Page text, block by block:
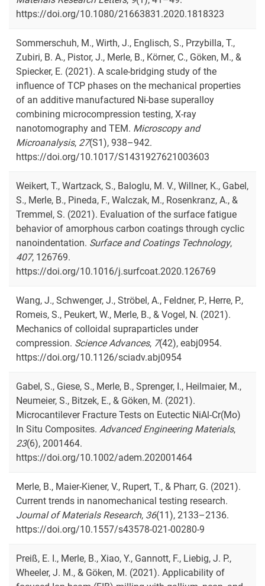
https://doi.org/10.1080/21663831.2020.1818323
Sommerschuh, M., Wirth, J., Englisch, S., Przybilla, T.,
Zubiri, B. A., Pistor, J., Merle, B., Körner, C., Göken, M., &
Spiecker, E. (2021). A scale-bridging study of the
influence of TCP phases on the mechanical properties
of an additive manufactured Ni-base superalloy
combining microcompression testing, X-ray
nanotomography and TEM. Microscopy and
Microanalysis, 27(S1), 938–942.
https://doi.org/10.1017/S1431927621003603
Weikert, T., Wartzack, S., Baloglu, M. V., Willner, K., Gabel,
S., Merle, B., Pineda, F., Walczak, M., Rosenkranz, A., &
Tremmel, S. (2021). Evaluation of the surface fatigue
behavior of amorphous carbon coatings through cyclic
nanoindentation. Surface and Coatings Technology,
407, 126769.
https://doi.org/10.1016/j.surfcoat.2020.126769
Wang, J., Schwenger, J., Ströbel, A., Feldner, P., Herre, P.,
Romeis, S., Peukert, W., Merle, B., & Vogel, N. (2021).
Mechanics of colloidal supraparticles under
compression. Science Advances, 7(42), eabj0954.
https://doi.org/10.1126/sciadv.abj0954
Gabel, S., Giese, S., Merle, B., Sprenger, I., Heilmaier, M.,
Neumeier, S., Bitzek, E., & Göken, M. (2021).
Microcantilever Fracture Tests on Eutectic NiAl-Cr(Mo)
In Situ Composites. Advanced Engineering Materials,
23(6), 2001464.
https://doi.org/10.1002/adem.202001464
Merle, B., Maier-Kiener, V., Rupert, T., & Pharr, G. (2021).
Current trends in nanomechanical testing research.
Journal of Materials Research, 36(11), 2133–2136.
https://doi.org/10.1557/s43578-021-00280-9
Preiß, E. I., Merle, B., Xiao, Y., Gannott, F., Liebig, J. P.,
Wheeler, J. M., & Göken, M. (2021). Applicability of